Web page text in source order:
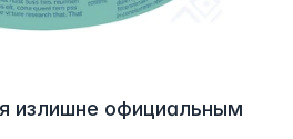
излишне официальным